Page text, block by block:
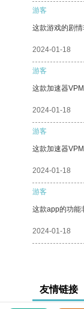
游客
这款游戏的剧情
2024-01-18
游客
这款加速器
2024-01-18
游客
这款加速器
2024-01-18
游客
这款app的功能
2024-01-18
友情链接